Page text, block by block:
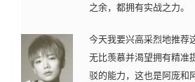
之余，都拥有实战之力。
今天我要兴高采烈地推荐
无比羡慕并渴望拥有精准
驳的能力，这也是阿庞和